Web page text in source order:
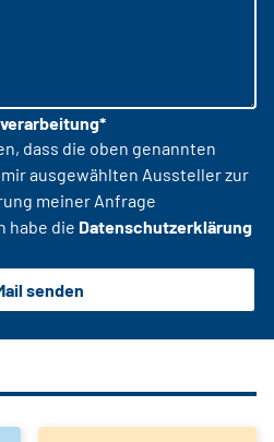
dass die oben genannten
ausgewählten Aussteller zur
meiner Anfrage
habe die Datenschutzerklärung
senden